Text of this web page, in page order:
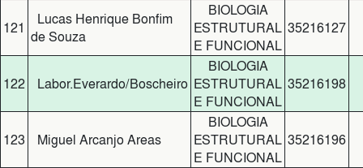
121
Lucas Henrique Bonfim
de Souza
BIOLOGIA
ESTRUTURAL
E FUNCIONAL
35216127
122 Labor.Everardo/Boscheiro
BIOLOGIA
ESTRUTURAL
E FUNCIONAL
35216198
123 Miguel Arcanjo Areas
BIOLOGIA
ESTRUTURAL
E FUNCIONAL
35216196